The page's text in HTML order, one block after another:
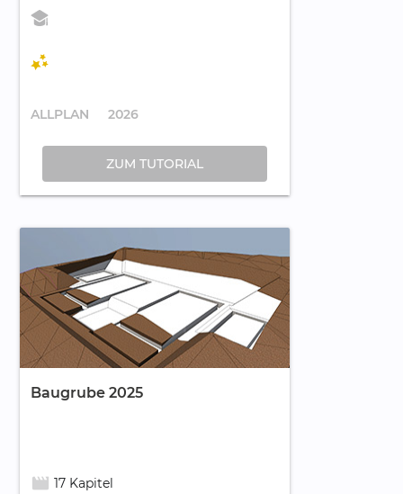
ALLPLAN 2026
ZUM TUTORIAL
Baugrube 2025
movie_creation 17 Kapitel